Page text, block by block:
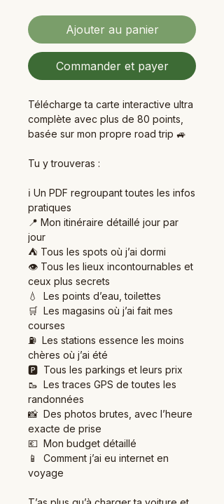
Ajouter au panier
Commander et payer
Télécharge ta carte interactive ultra
complète avec plus de 80 points,
basée sur mon propre road trip 🚙
Tu y trouveras :
ℹ️ Un PDF regroupant toutes les infos
pratiques
📍 Mon itinéraire détaillé jour par
jour
⛺️ Tous les spots où j’ai dormi
👁️ Tous les lieux incontournables et
ceux plus secrets
💧 Les points d’eau, toilettes
🛒 Les magasins où j’ai fait mes
courses
⛽ Les stations essence les moins
chères où j’ai été
🅿️ Tous les parkings et leurs prix
🥾 Les traces GPS de toutes les
randonnées
📸 Des photos brutes, avec l’heure
exacte de prise
💶 Mon budget détaillé
📱 Comment j’ai eu internet en
voyage